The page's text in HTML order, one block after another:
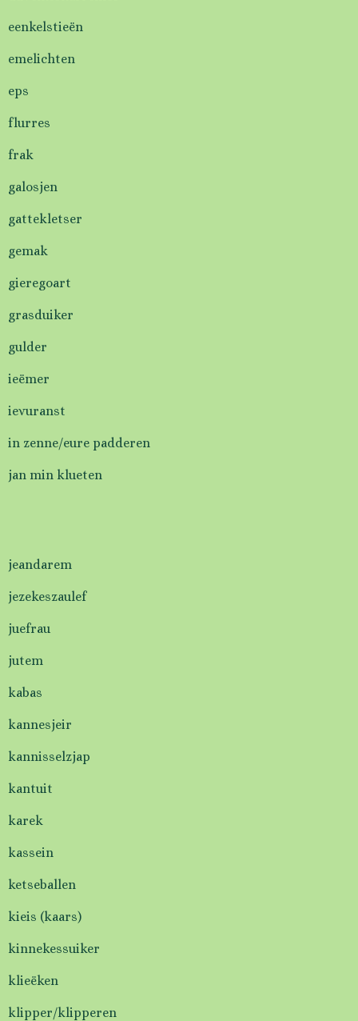
eenkelstieën
emelichten
eps
flurres
frak
galosjen
gattekletser
gemak
gieregoart
grasduiker
gulder
ieëmer
ievuranst
in zenne/eure padderen
jan min klueten
jeandarem
jezekeszaulef
juefrau
jutem
kabas
kannesjeir
kannisselzjap
kantuit
karek
kassein
ketseballen
kieis (kaars)
kinnekessuiker
klieëken
klipper/klipperen